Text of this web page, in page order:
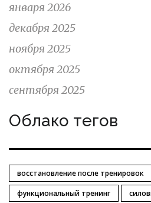
января 2026
декабря 2025
ноября 2025
октября 2025
сентября 2025
Облако тегов
восстановление после тренировок
функциональный тренинг